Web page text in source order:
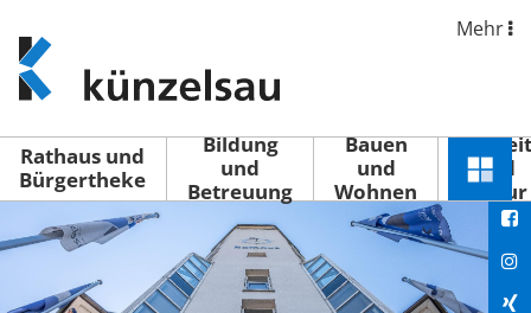
www.kuenzelsau.de
(zur
Startseite)
Mehr
Rathaus und
Bürgertheke
Bildung
und
Betreuung
Bauen
und
Wohnen
Freizeit
und
Kultur
Menü